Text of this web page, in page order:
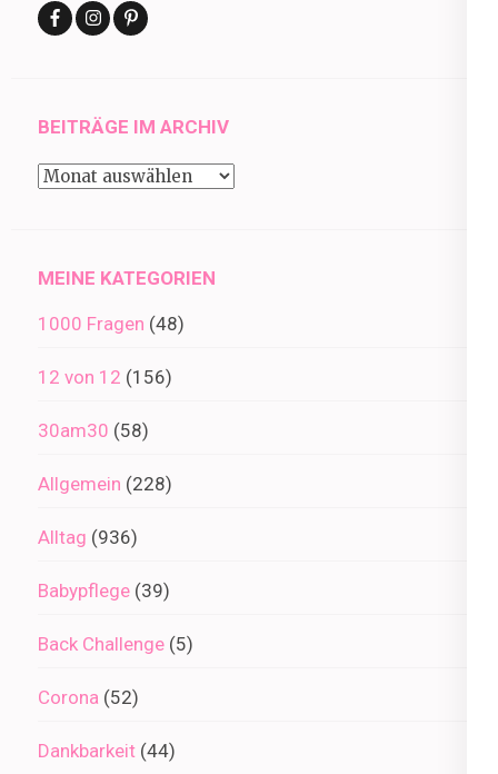
BEITRÄGE IM ARCHIV
Beiträge
MEINE KATEGORIEN
1000 Fragen (48)
12 von 12 (156)
30am30 (58)
Allgemein (228)
Alltag (936)
Babypflege (39)
Back Challenge (5)
Corona (52)
Dankbarkeit (44)